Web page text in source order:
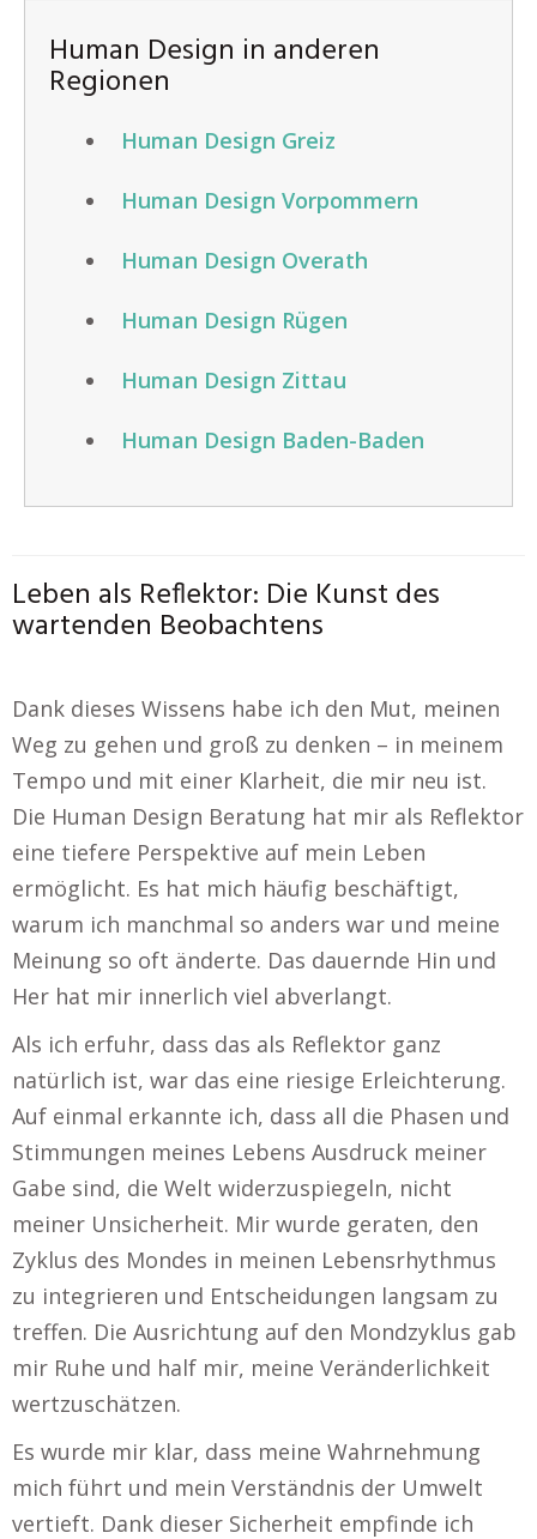
Human Design in anderen
Regionen
Human Design Greiz
Human Design Vorpommern
Human Design Overath
Human Design Rügen
Human Design Zittau
Human Design Baden-Baden
Leben als Reflektor: Die Kunst des
wartenden Beobachtens
Dank dieses Wissens habe ich den Mut, meinen
Weg zu gehen und groß zu denken – in meinem
Tempo und mit einer Klarheit, die mir neu ist.
Die Human Design Beratung hat mir als Reflektor
eine tiefere Perspektive auf mein Leben
ermöglicht. Es hat mich häufig beschäftigt,
warum ich manchmal so anders war und meine
Meinung so oft änderte. Das dauernde Hin und
Her hat mir innerlich viel abverlangt.
Als ich erfuhr, dass das als Reflektor ganz
natürlich ist, war das eine riesige Erleichterung.
Auf einmal erkannte ich, dass all die Phasen und
Stimmungen meines Lebens Ausdruck meiner
Gabe sind, die Welt widerzuspiegeln, nicht
meiner Unsicherheit. Mir wurde geraten, den
Zyklus des Mondes in meinen Lebensrhythmus
zu integrieren und Entscheidungen langsam zu
treffen. Die Ausrichtung auf den Mondzyklus gab
mir Ruhe und half mir, meine Veränderlichkeit
wertzuschätzen.
Es wurde mir klar, dass meine Wahrnehmung
mich führt und mein Verständnis der Umwelt
vertieft. Dank dieser Sicherheit empfinde ich